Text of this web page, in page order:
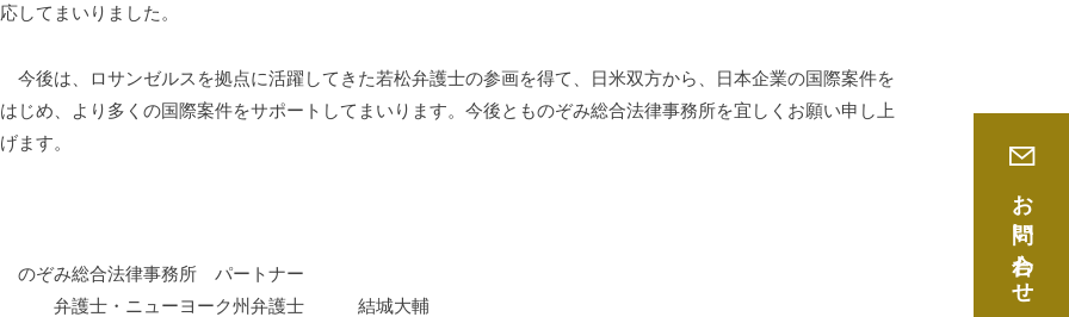
お問い合わせ
応してまいりました。
今後は、ロサンゼルスを拠点に活躍してきた若松弁護士の参画を得て、日米双方から、日本企業の国際案件を
はじめ、より多くの国際案件をサポートしてまいります。今後とものぞみ総合法律事務所を宜しくお願い申し上
げます。
のぞみ総合法律事務所 パートナー
弁護士・ニューヨーク州弁護士 結城大輔